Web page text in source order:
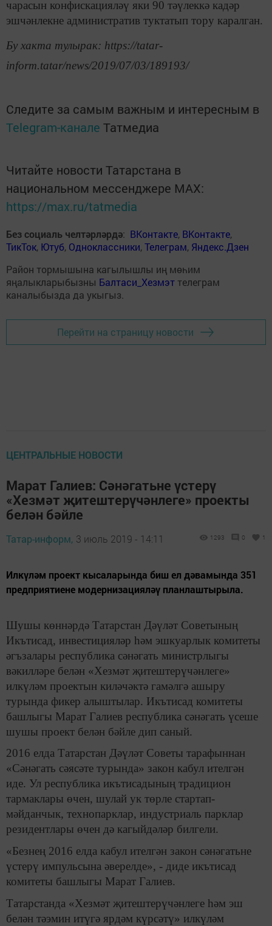
чарасын конфискацияләү яки 90 тәүлеккә кадәр
эшчәнлекне административ туктатып тору каралган.
Бу хакта тулырак: https://tatar-
inform.tatar/news/2019/07/03/189193/
Следите за самым важным и интересным в
Telegram-канале Татмедиа
Читайте новости Татарстана в
национальном мессенджере MАХ:
https://max.ru/tatmedia
Без социаль челтәрләрдә: ВКонтакте, ВКонтакте,
ТикТок, Ютуб, Одноклассники,Телеграм, Яндекс.Дзен
Район тормышына кагылышлы иң мөһим
яңалыкларыбызны Балтаси_Хезмэт телеграм
каналыбызда да укыгыз.
Перейти на страницу новости
ЦЕНТРАЛЬНЫЕ НОВОСТИ
Марат Галиев: Сәнәгатьне үстерү
«Хезмәт җитештерүчәнлеге» проекты
белән бәйле
Татар-информ, 3 июль 2019 - 14:11 1293 0 1
Илкүләм проект кысаларында биш ел дәвамында 351
предприятиене модернизацияләү планлаштырыла.
Шушы көннәрдә Татарстан Дәүләт Советының
Икътисад, инвестицияләр һәм эшкуарлык комитеты
әгъзалары республика сәнәгать министрлыгы
вәкилләре белән «Хезмәт җитештерүчәнлеге»
илкүләм проектын киләчәктә гамәлгә ашыру
турында фикер алыштылар. Икътисад комитеты
башлыгы Марат Галиев республика сәнәгать үсеше
шушы проект белән бәйле дип саный.
2016 елда Татарстан Дәүләт Советы тарафыннан
«Сәнәгать сәясәте турында» закон кабул ителгән
иде. Ул республика икътисадының традицион
тармаклары өчен, шулай ук төрле стартап-
мәйданчык, технопарклар, индустриаль парклар
резидентлары өчен дә кагыйдәләр билгели.
«Безнең 2016 елда кабул ителгән закон сәнәгатьне
үстерү импульсына әверелде», - диде икътисад
комитеты башлыгы Марат Галиев.
Татарстанда «Хезмәт җитештерүчәнлеге һәм эш
белән тәэмин итүгә ярдәм күрсәтү» илкүләм